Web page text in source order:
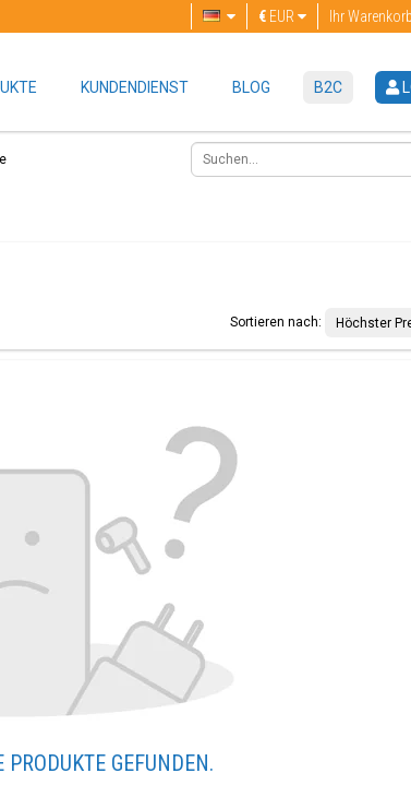
Ihr Warenkorb
€ EUR
KUNDENDIENST BLOG B2C
Sortieren nach:
Höchster
GEFUNDEN.